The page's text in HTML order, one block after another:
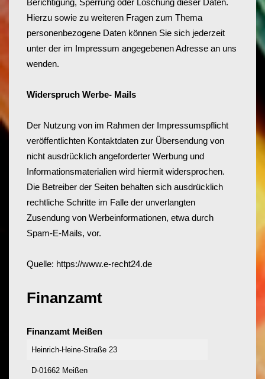
Berichtigung, Sperrung oder Löschung dieser Daten.
Hierzu sowie zu weiteren Fragen zum Thema
personenbezogene Daten können Sie sich jederzeit
unter der im Impressum angegebenen Adresse an uns
wenden.
Widerspruch Werbe- Mails
Der Nutzung von im Rahmen der Impressumspflicht
veröffentlichten Kontaktdaten zur Übersendung von
nicht ausdrücklich angeforderter Werbung und
Informationsmaterialien wird hiermit widersprochen.
Die Betreiber der Seiten behalten sich ausdrücklich
rechtliche Schritte im Falle der unverlangten
Zusendung von Werbeinformationen, etwa durch
Spam-E-Mails, vor.
Quelle: https://www.e-recht24.de
Finanzamt
Finanzamt Meißen
Heinrich-Heine-Straße 23
D-01662 Meißen